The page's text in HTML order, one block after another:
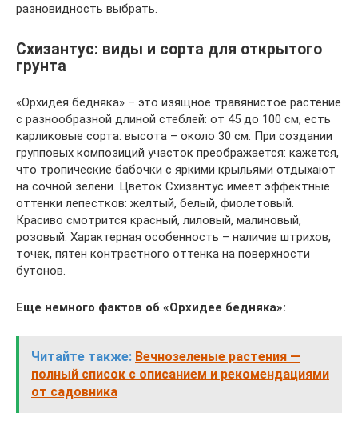
разновидность выбрать.
Схизантус: виды и сорта для открытого
грунта
«Орхидея бедняка» – это изящное травянистое растение
с разнообразной длиной стеблей: от 45 до 100 см, есть
карликовые сорта: высота – около 30 см. При создании
групповых композиций участок преображается: кажется,
что тропические бабочки с яркими крыльями отдыхают
на сочной зелени. Цветок Схизантус имеет эффектные
оттенки лепестков: желтый, белый, фиолетовый.
Красиво смотрится красный, лиловый, малиновый,
розовый. Характерная особенность – наличие штрихов,
точек, пятен контрастного оттенка на поверхности
бутонов.
Еще немного фактов об «Орхидее бедняка»:
Читайте также: Вечнозеленые растения —
полный список с описанием и рекомендациями
от садовника